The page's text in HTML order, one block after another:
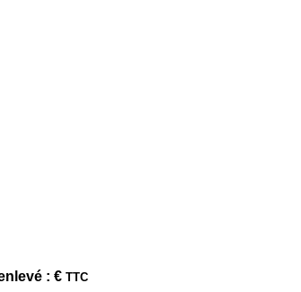
: € TTC